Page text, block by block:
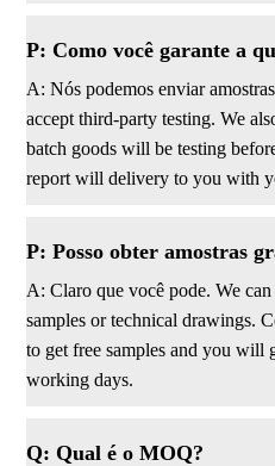
P: Como você garante a
A: Nós podemos enviar
accept third-party testing. We
batch goods will be testing
report will delivery to you with
P: Posso obter amostras
A: Claro que você pode. We
samples or technical drawings.
to get free samples and you will
working days.
Q: Qual é o MOQ?